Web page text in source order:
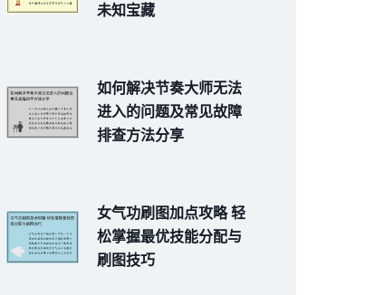
未知宝藏
如何解决节奏大师无法
进入的问题及常见故障
排查方法分享
女气功刷图加点攻略 轻
松掌握最优技能分配与
刷图技巧